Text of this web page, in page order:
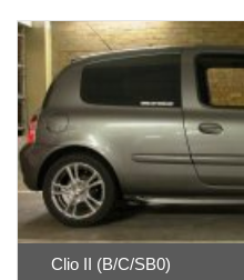
Clio II (B/C/SB0)